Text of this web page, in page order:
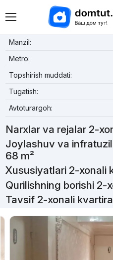
Manzil:
Metro:
Topshirish muddati:
Tugatish:
Avtoturargoh:
Narxlar va rejalar 2-
Joylashuv va
68 m²
Xususiyatlari 2-xonali
Qurilishning borishi 2-
Tavsif 2-xonali